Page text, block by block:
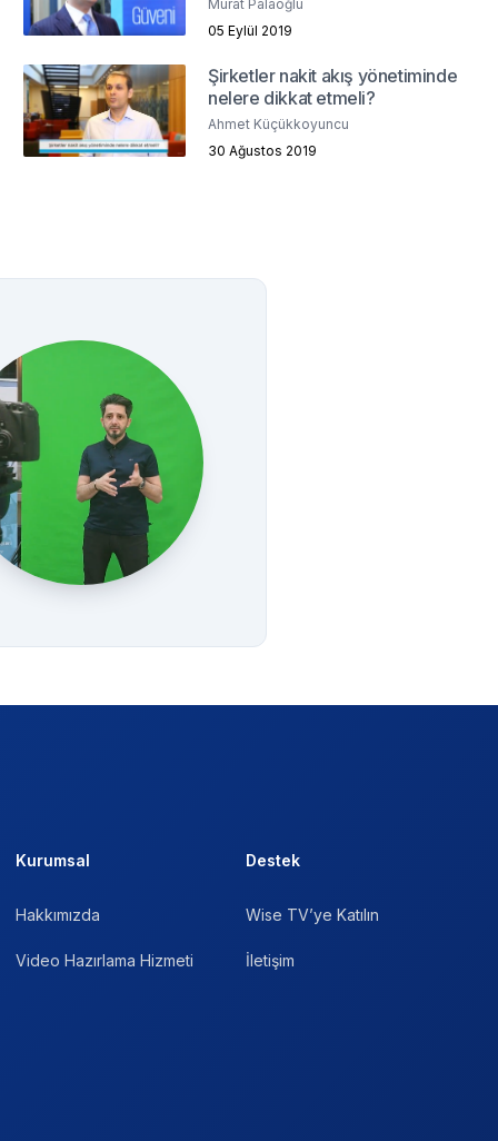
Murat Palaoğlu
05 Eylül 2019
Şirketler nakit akış yönetiminde
nelere dikkat etmeli?
Ahmet Küçükkoyuncu
30 Ağustos 2019
Kurumsal
Hakkımızda
Video Hazırlama Hizmeti
Destek
Wise TV’ye Katılın
İletişim